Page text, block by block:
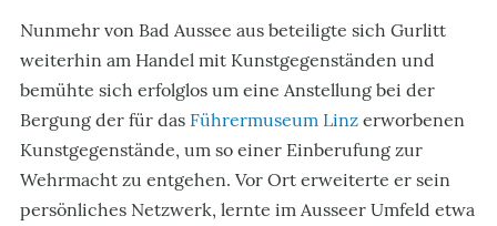
Nunmehr von Bad Aussee aus beteiligte sich Gurlitt
weiterhin am Handel mit Kunstgegenständen und
bemühte sich erfolglos um eine Anstellung bei der
Bergung der für das Führermuseum Linz erworbenen
Kunstgegenstände, um so einer Einberufung zur
Wehrmacht zu entgehen. Vor Ort erweiterte er sein
persönliches Netzwerk, lernte im Ausseer Umfeld etwa